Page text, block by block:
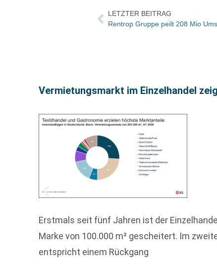
LETZTER BEITRAG
Rentrop Gruppe peilt 208 Mio
Vermietungsmarkt im Einzelhandel
Erstmals seit fünf Jahren ist der
Marke von 100.000 m² gescheitert. Im
entspricht einem Rückgang